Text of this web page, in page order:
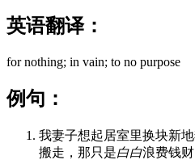
英语翻译：
for nothing; in vain; to no purpose
例句：
我妻子想起居室里换块新
搬走，那只是白白浪费钱财